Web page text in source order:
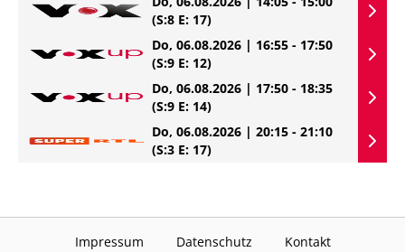
(S:8 E: 17)
Do, 06.08.2026 | 16:55 - 17:50
(S:9 E: 12)
Do, 06.08.2026 | 17:50 - 18:35
(S:9 E: 14)
Do, 06.08.2026 | 20:15 - 21:10
(S:3 E: 17)
Impressum Datenschutz Kontakt